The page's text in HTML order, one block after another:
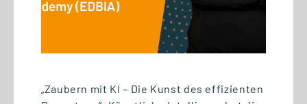
Konferenz in Singapur
„Zaubern mit KI – Die Kunst des effizienten